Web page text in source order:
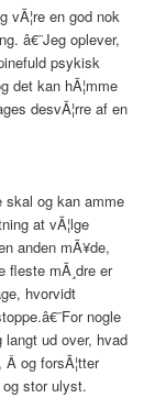
vÃ¦re en god nok
â€¨Jeg oplever,
psykisk
det kan hÃ¦mme
desvÃ¦rre af en
skal og kan amme
at vÃ¦lge
anden mÃ¥de,
fleste mÃ¸dre er
hvorvidt
nogle
langt ud over, hvad
og forsÃ¦tter
stor ulyst.